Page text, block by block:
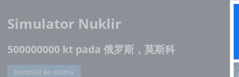
Simulator Nuklir
500000000 kt pada 俄罗斯，莫斯科
Kembali ke utama